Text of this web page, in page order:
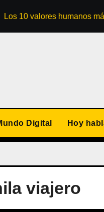
valores humanos más
Digital Hoy
viajero